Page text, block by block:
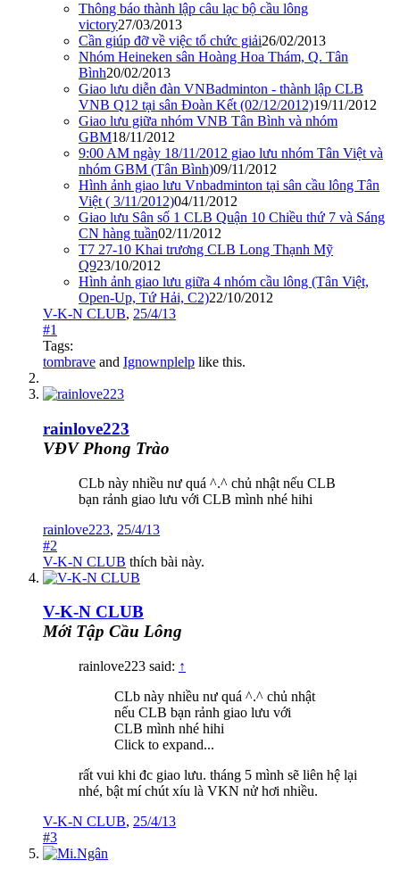
Thông báo thành lập câu lạc bộ cầu lông
victory27/03/2013
Cần giúp đỡ về việc tổ chức giải26/02/2013
Nhóm Heineken sân Hoàng Hoa Thám, Q. Tân
Bình20/02/2013
Giao lưu diễn đàn VNBadminton - thành lập CLB
VNB Q12 tại sân Đoàn Kết (02/12/2012)19/11/2012
Giao lưu giữa nhóm VNB Tân Bình và nhóm
GBM18/11/2012
9:00 AM ngày 18/11/2012 giao lưu nhóm Tân Việt và
nhóm GBM (Tân Bình)09/11/2012
Hình ảnh giao lưu Vnbadminton tại sân cầu lông Tân
Việt ( 3/11/2012)04/11/2012
Giao lưu Sân số 1 CLB Quận 10 Chiều thứ 7 và Sáng
CN hàng tuần02/11/2012
T7 27-10 Khai trương CLB Long Thạnh Mỹ
Q923/10/2012
Hình ảnh giao lưu giữa 4 nhóm cầu lông (Tân Việt,
Open-Up, Tứ Hải, C2)22/10/2012
V-K-N CLUB, 25/4/13
#1
Tags:
tombrave and Ignownplelp like this.
rainlove223
VĐV Phong Trào
CLb này nhiều nư quá ^.^ chủ nhật nếu CLB
bạn rảnh giao lưu với CLB mình nhé hihi
rainlove223, 25/4/13
#2
V-K-N CLUB thích bài này.
V-K-N CLUB
Mới Tập Cầu Lông
rainlove223 said: ↑
CLb này nhiều nư quá ^.^ chủ nhật
nếu CLB bạn rảnh giao lưu với
CLB mình nhé hihi
Click to expand...
rất vui khi đc giao lưu. tháng 5 mình sẽ liên hệ lại
nhé, bật mí chút xíu là VKN nử hơi nhiều.
V-K-N CLUB, 25/4/13
#3